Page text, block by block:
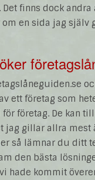
finns dock
en sida jag själv
ett företag som
företag. De kan
jag gillar allra mest
så lämnar du ditt
den bästa
hade kommit